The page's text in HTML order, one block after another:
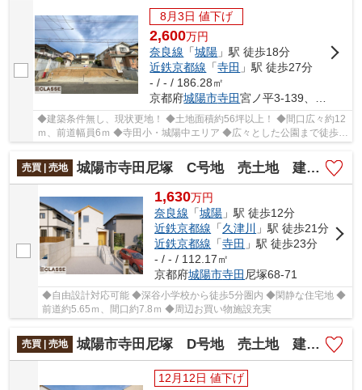
8月3日 値下げ
2,600万円
奈良線 「城陽 」駅 徒歩18分
近鉄京都線 「寺田 」駅 徒歩27分
- / - / 186.28㎡
京都府城陽市寺田宮ノ平3-139、3-140
◆建築条件無し、現状更地！ ◆土地面積約56坪以上！ ◆間口広々約12
ｍ、前道幅員6ｍ ◆寺田小・城陽中エリア ◆広々とした公園まで徒歩
売買 | 売地
城陽市寺田尼塚 C号地 売土地 建築条件付き
1,630万円
奈良線 「城陽 」駅 徒歩12分
近鉄京都線 「久津川
」駅 徒歩21分
近鉄京都線 「寺田 」駅 徒歩23分
- / - / 112.17㎡
京都府城陽市寺田 尼塚68-71
◆自由設計対応可能 ◆深谷小学校から徒歩5分圏内 ◆閑静な住宅地 ◆
前道約5.65ｍ、間口約7.8ｍ ◆周辺お買い物施設充実
売買 | 売地 城陽市寺田尼塚 D号地 売土地 建築条件付き
12月12日 値下げ